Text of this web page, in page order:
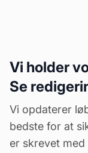
Vi holder
Se
Vi opdaterer
bedste for at
er skrevet